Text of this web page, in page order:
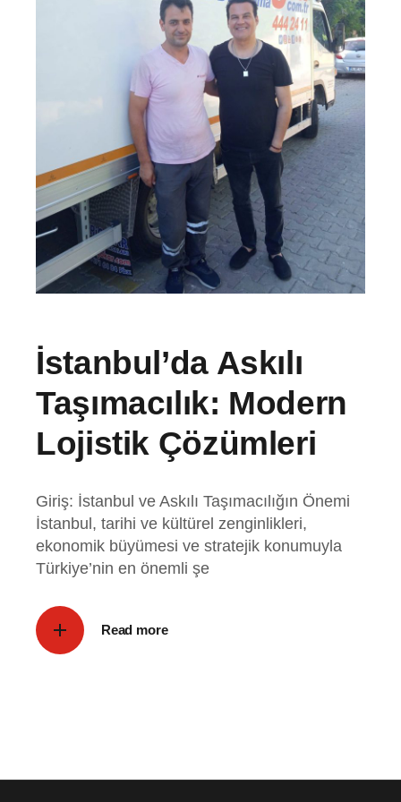
İstanbul’da Askılı
Taşımacılık: Modern
Lojistik Çözümleri
Giriş: İstanbul ve Askılı Taşımacılığın Önemi
İstanbul, tarihi ve kültürel zenginlikleri,
ekonomik büyümesi ve stratejik konumuyla
Türkiye’nin en önemli şe
Read more